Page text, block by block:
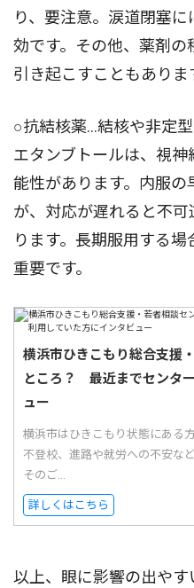
り、要注意。涙道閉塞
効です。その他、薬剤の
引き起こすこともありま
○抗結核薬...結核や非定
エタンブトールは、視
能性があります。内服
が、対応が遅れると不
ります。長期服用する
重要です。
横浜市ひきこもり総合支援
ところ？ 最近までセンタ
ュー
横浜市はひきこもり状態にある
不登校、進路や就労への不安な
そのご...
詳しくはこちら
以上、眼に影響の出や